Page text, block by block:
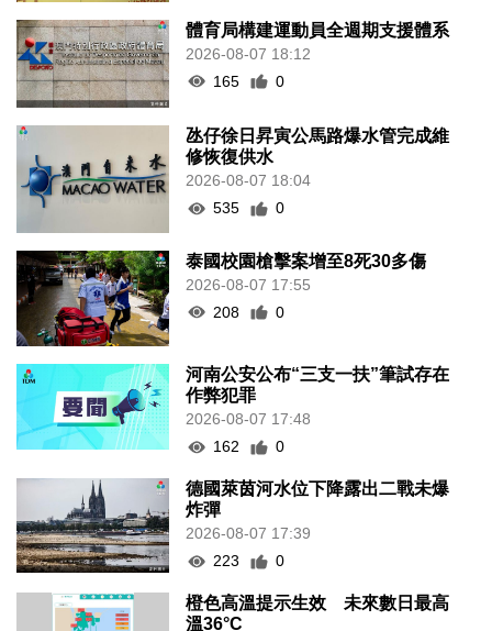
體育局構建運動員全週期支援體系
2026-08-07 18:12
165
0
氹仔徐日昇寅公馬路爆水管完成維
修恢復供水
2026-08-07 18:04
535
0
泰國校園槍擊案增至8死30多傷
2026-08-07 17:55
208
0
河南公安公布“三支一扶”筆試存在
作弊犯罪
2026-08-07 17:48
162
0
德國萊茵河水位下降露出二戰未爆
炸彈
2026-08-07 17:39
223
0
橙色高溫提示生效 未來數日最高
溫36°C